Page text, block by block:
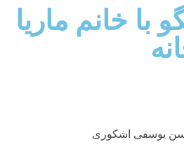
با خانم ماریا
یوسفی اشکوری